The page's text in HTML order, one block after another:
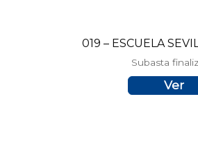
019 – ESCUELA
Subasta
Ver